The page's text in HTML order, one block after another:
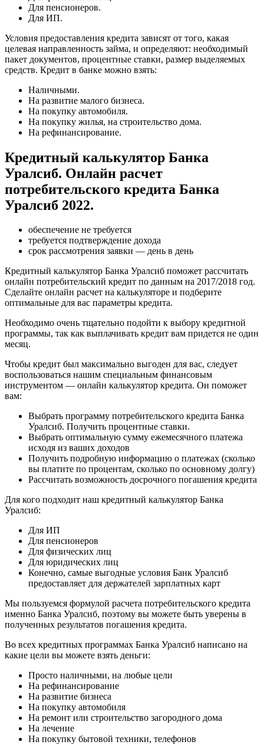
Для пенсионеров.
Для ИП.
Условия предоставления кредита зависят от того, какая
целевая направленность займа, и определяют: необходимый
пакет документов, процентные ставки, размер выделяемых
средств. Кредит в банке можно взять:
Наличными.
На развитие малого бизнеса.
На покупку автомобиля.
На покупку жилья, на строительство дома.
На рефинансирование.
Кредитный калькулятор Банка
Уралсиб. Онлайн расчет
потребительского кредита Банка
Уралсиб 2022.
обеспечение не требуется
требуется подтверждение дохода
срок рассмотрения заявки — день в день
Кредитный калькулятор Банка Уралсиб поможет рассчитать
онлайн потребительский кредит по данным на 2017/2018 год.
Сделайте онлайн расчет на калькуляторе и подберите
оптимальные для вас параметры кредита.
Необходимо очень тщательно подойти к выбору кредитной
программы, так как выплачивать кредит вам придется не один
месяц.
Чтобы кредит был максимально выгоден для вас, следует
воспользоваться нашим специальным финансовым
инструментом — онлайн калькулятор кредита. Он поможет
вам:
Выбрать программу потребительского кредита Банка
Уралсиб. Получить процентные ставки.
Выбрать оптимальную сумму ежемесячного платежа
исходя из ваших доходов
Получить подробную информацию о платежах (сколько
вы платите по процентам, сколько по основному долгу)
Рассчитать возможность досрочного погашения кредита
Для кого подходит наш кредитный калькулятор Банка
Уралсиб:
Для ИП
Для пенсионеров
Для физических лиц
Для юридических лиц
Конечно, самые выгодные условия Банк Уралсиб
предоставляет для держателей зарплатных карт
Мы пользуемся формулой расчета потребительского кредита
именно Банка Уралсиб, поэтому вы можете быть уверены в
полученных результатов погашения кредита.
Во всех кредитных программах Банка Уралсиб написано на
какие цели вы можете взять деньги:
Просто наличными, на любые цели
На рефинансирование
На развитие бизнеса
На покупку автомобиля
На ремонт или строительство загородного дома
На лечение
На покупку бытовой техники, телефонов